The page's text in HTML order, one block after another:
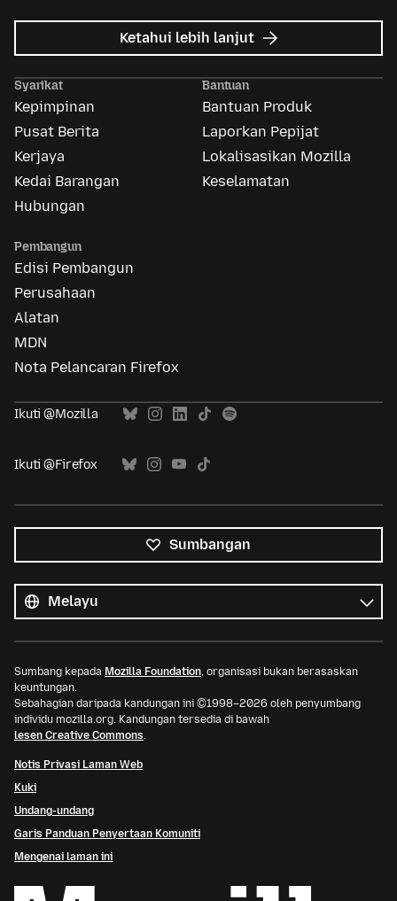
Ketahui lebih lanjut tentang
Iklan
Syarikat
Kepimpinan
Pusat Berita
Kerjaya
Kedai Barangan
Hubungan
Bantuan
Bantuan Produk
Laporkan Pepijat
Lokalisasikan Mozilla
Keselamatan
Pembangun
Edisi Pembangun
Perusahaan
Alatan
MDN
Nota Pelancaran Firefox
Ikuti @Mozilla
Ikuti @Firefox
Sumbangan
bahasa
Bahasa
Sumbang kepada Mozilla Foundation, organisasi bukan berasaskan
keuntungan.
Sebahagian daripada kandungan ini ©1998–2026 oleh penyumbang
individu mozilla.org. Kandungan tersedia di bawah
lesen Creative Commons.
Notis Privasi Laman Web
Kuki
Undang-undang
Garis Panduan Penyertaan Komuniti
Mengenai laman ini